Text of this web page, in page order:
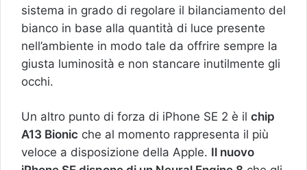
sistema in grado di regolare il bilanciamento del
bianco in base alla quantità di luce presente
nell’ambiente in modo tale da offrire sempre la
giusta luminosità e non stancare inutilmente gli
occhi.
Un altro punto di forza di iPhone SE 2 è il chip
A13 Bionic che al momento rappresenta il più
veloce a disposizione della Apple. Il nuovo